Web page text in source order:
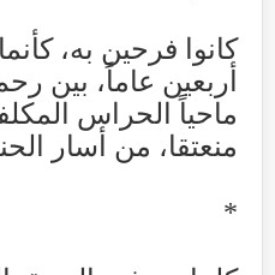
كانوا فرحين به،
أربعين عاماً، بين
ماحياً الحراس
منعتقا، من أسار
*